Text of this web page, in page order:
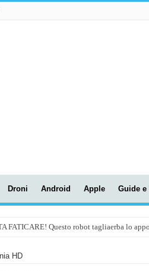
Droni Android Apple Guide e
FATICARE! Questo robot tagliaerba lo
HD